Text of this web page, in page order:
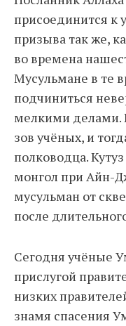
присоединится к
призыва так же,
во времена
Мусульмане в те
подчиниться
мелкими делами.
зов учёных, и
полководца.
монгол при Айн-
мусульман от
после
Сегодня учёные
прислугой
низких
знамя спасения